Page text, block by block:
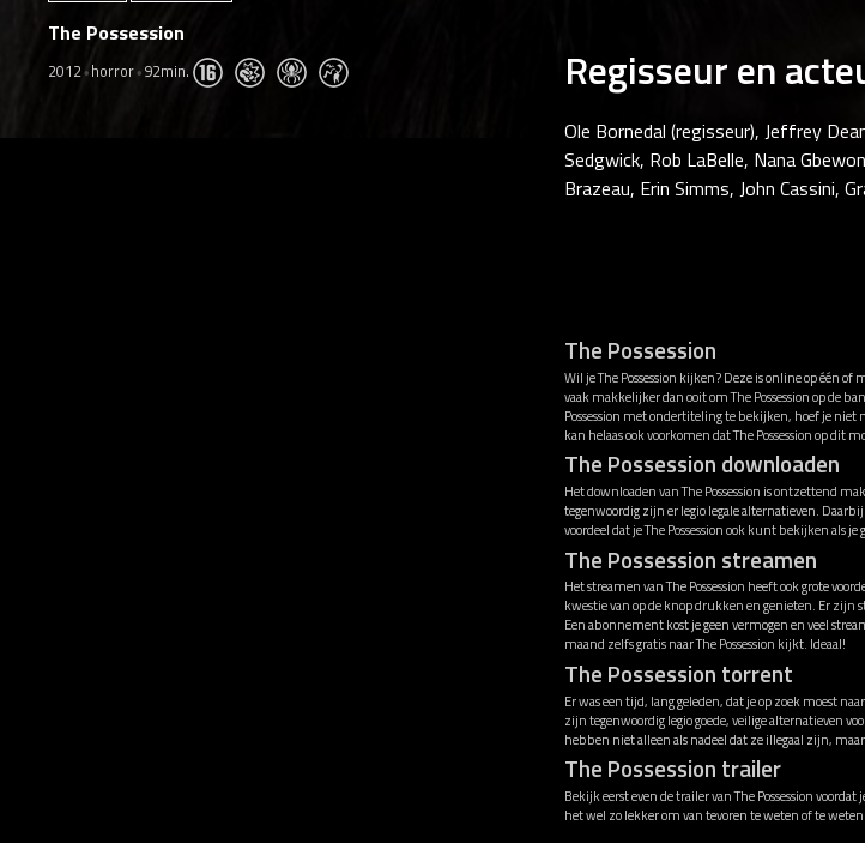
The Possession
2012 horror 92min. Regisseur en
Ole Bornedal (regisseur), Jeffrey
Sedgwick, Rob LaBelle, Nana
Brazeau, Erin Simms, John Cassini,
The Possession
Wil je The Possession kijken? Deze is online op één
vaak makkelijker dan ooit om The Possession op de
Possession met ondertiteling te bekijken, hoef je
kan helaas ook voorkomen dat The Possession op
The Possession downloaden
Het downloaden van The Possession is ontzettend
tegenwoordig zijn er legio legale alternatieven.
voordeel dat je The Possession ook kunt bekijken als
The Possession streamen
Het streamen van The Possession heeft ook grote
kwestie van op de knop drukken en genieten. Er zijn
Een abonnement kost je geen vermogen en veel
maand zelfs gratis naar The Possession kijkt. Ideaal!
The Possession torrent
Er was een tijd, lang geleden, dat je op zoek moest
zijn tegenwoordig legio goede, veilige alternatieven
hebben niet alleen als nadeel dat ze illegaal zijn,
The Possession trailer
Bekijk eerst even de trailer van The Possession
het wel zo lekker om van tevoren te weten of te